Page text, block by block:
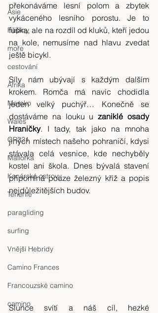
Asie
Filipíny
moře
cestování
Afrika
Maroko
Wales
GR221
Mallorka
Kanárské ostrovy
Tenerife
paragliding
surfing
Vnější Hebridy
Camino Frances
Francouzské camino
camino
překonáváme lesní polom a zbytek
vykáceného lesního porostu. Je to
fuška, ale na rozdíl od kluků, kteří jedou
na kole, nemusíme nad hlavu zvedat
ještě bicykl.
Síly nám ubývají s každým dalším
krokem. Romča má navíc chodidla
jeden velký puchýř… Konečně se
dostáváme na louku u zaniklé osady
Hraničky. I tady, tak jako na mnoha
jiných místech našeho pohraničí, kdysi
stávala celá vesnice, kde nechyběly
kostel ani škola. Dnes bývalá stavení
připomíná pouze železný kříž a popis
nejdůležitějších budov.
Slunce svítí a náš cíl, hezké